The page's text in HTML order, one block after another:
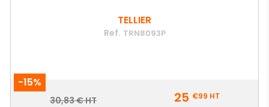
TELLIER
Ref. TRN8093P
-15%
Prix
Prix
30,83 € HT 25 €99 HT